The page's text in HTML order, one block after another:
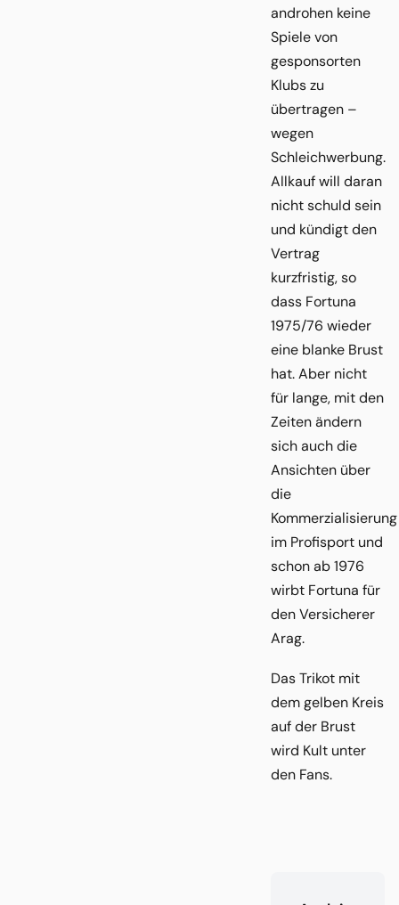
androhen keine
Spiele von
gesponsorten
Klubs zu
übertragen –
wegen
Schleichwerbung.
Allkauf will daran
nicht schuld sein
und kündigt den
Vertrag
kurzfristig, so
dass Fortuna
1975/76 wieder
eine blanke Brust
hat. Aber nicht
für lange, mit den
Zeiten ändern
sich auch die
Ansichten über
die
Kommerzialisierung
im Profisport und
schon ab 1976
wirbt Fortuna für
den Versicherer
Arag.
Das Trikot mit
dem gelben Kreis
auf der Brust
wird Kult unter
den Fans.